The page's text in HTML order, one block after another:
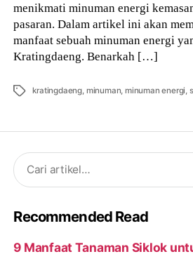
menikmati minuman energi
pasaran. Dalam artikel ini akan
manfaat sebuah minuman energi
Kratingdaeng. Benarkah […]
Tags kratingdaeng, minuman, minuman energi,
Search
for:
Recommended Read
9 Manfaat Tanaman Siklok